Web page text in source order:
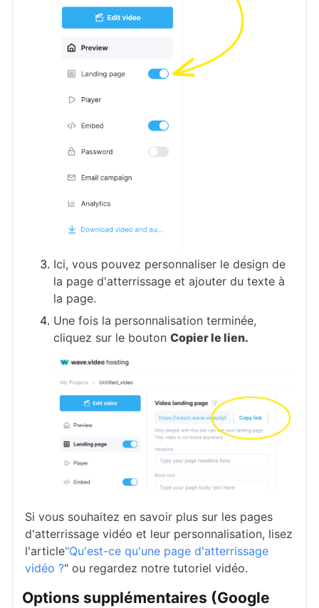
Ici, vous pouvez personnaliser le design de
la page d'atterrissage et ajouter du texte à
la page.
Une fois la personnalisation terminée,
cliquez sur le bouton Copier le lien.
Si vous souhaitez en savoir plus sur les pages
d'atterrissage vidéo et leur personnalisation, lisez
l'article"Qu'est-ce qu'une page d'atterrissage
vidéo ?" ou regardez notre tutoriel vidéo.
Options supplémentaires (Google